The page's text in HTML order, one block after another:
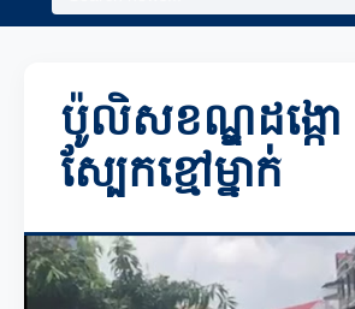
ប៉ូលិសខណ្ឌដង្កោ
ស្បែកខ្មៅម្នាក់